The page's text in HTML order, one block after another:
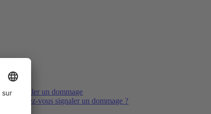
Signaler un dommage
Voulez-vous signaler un dommage ?